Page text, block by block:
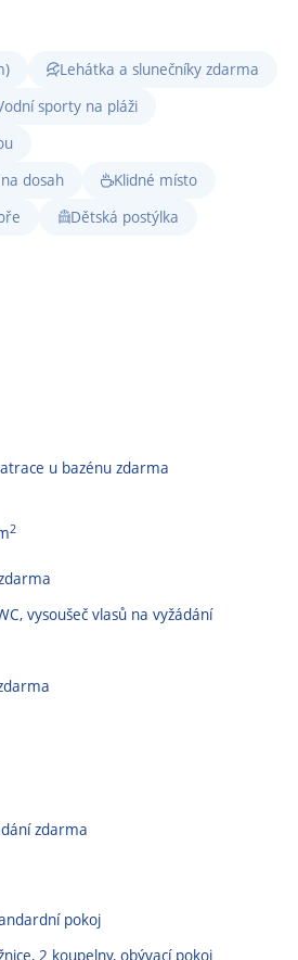
Lehátka a slunečníky zdarma
sporty na pláži
dosah
Klidné místo
Dětská postýlka
u bazénu zdarma
2
vysoušeč vlasů na vyžádání
zdarma
pokoj
2 koupelny, obývací pokoj